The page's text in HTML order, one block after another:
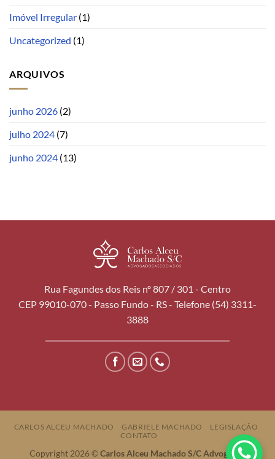
Imóvel Irregular (1)
Uncategorized (1)
ARQUIVOS
junho 2026 (2)
julho 2024 (7)
junho 2024 (13)
Rua Fagundes dos Reis nº 807 / 301 - Centro
CEP 99010-070 - Passo Fundo - RS - Telefone (54) 3311-
3888
CARLOS ALCEU MACHADO GABRIELE MACHADO
LEGISLAÇÃO
CONTATO
Copyright 2026 ©Carlos Alceu Machado S/C Advogados